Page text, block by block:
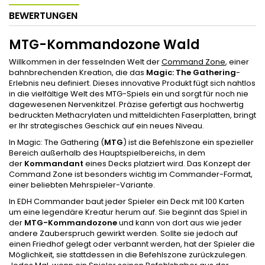
BEWERTUNGEN
MTG-Kommandozone Wald
Willkommen in der fesselnden Welt derCommand Zone, einer
bahnbrechenden Kreation, die das Magic: The Gathering-
Erlebnis neu definiert. Dieses innovative Produkt fügt sich nahtlos
in die vielfältige Welt des MTG-Spiels ein und sorgt für noch nie
dagewesenen Nervenkitzel. Präzise gefertigt aus hochwertig
bedruckten Methacrylaten und mitteldichten Faserplatten, bringt
er Ihr strategisches Geschick auf ein neues Niveau.
In Magic: The Gathering (MTG) ist die Befehlszone ein spezieller
Bereich außerhalb des Hauptspielbereichs, in dem
der Kommandant eines Decks platziert wird. Das Konzept der
Command Zone ist besonders wichtig im Commander-Format,
einer beliebten Mehrspieler-Variante.
In EDH Commander baut jeder Spieler ein Deck mit 100 Karten
um eine legendäre Kreatur herum auf. Sie beginnt das Spiel in
der MTG-Kommandozoneund kann von dort aus wie jeder
andere Zauberspruch gewirkt werden. Sollte sie jedoch auf
einen Friedhof gelegt oder verbannt werden, hat der Spieler die
Möglichkeit, sie stattdessen in die Befehlszone zurückzulegen.